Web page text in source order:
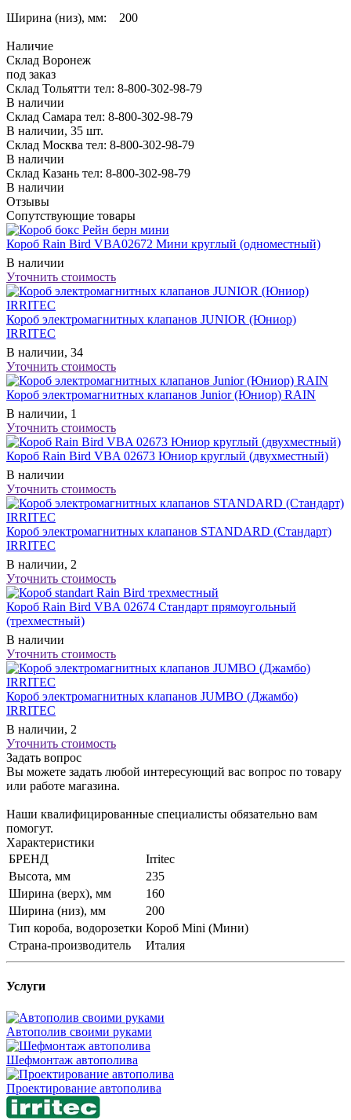
Ширина (низ), мм: 200
Наличие
Склад Воронеж
под заказ
Склад Тольятти тел: 8-800-302-98-79
В наличии
Склад Самара тел: 8-800-302-98-79
В наличии, 35 шт.
Склад Москва тел: 8-800-302-98-79
В наличии
Склад Казань тел: 8-800-302-98-79
В наличии
Отзывы
Сопутствующие товары
Короб Rain Bird VBA02672 Мини круглый (одноместный)
В наличии
Уточнить стоимость
Короб электромагнитных клапанов JUNIOR (Юниор)
IRRITEC
В наличии, 34
Уточнить стоимость
Короб электромагнитных клапанов Junior (Юниор) RAIN
В наличии, 1
Уточнить стоимость
Короб Rain Bird VBA 02673 Юниор круглый (двухместный)
В наличии
Уточнить стоимость
Короб электромагнитных клапанов STANDARD (Стандарт)
IRRITEC
В наличии, 2
Уточнить стоимость
Короб Rain Bird VBA 02674 Стандарт прямоугольный
(трехместный)
В наличии
Уточнить стоимость
Короб электромагнитных клапанов JUMBO (Джамбо)
IRRITEC
В наличии, 2
Уточнить стоимость
Задать вопрос
Вы можете задать любой интересующий вас вопрос по товару
или работе магазина.
Наши квалифицированные специалисты обязательно вам
помогут.
Характеристики
БРЕНД
Irritec
Высота, мм
235
Ширина (верх), мм
160
Ширина (низ), мм
200
Тип короба, водорозетки Короб Mini (Мини)
Страна-производитель
Италия
Услуги
Автополив своими руками
Шефмонтаж автополива
Проектирование автополива